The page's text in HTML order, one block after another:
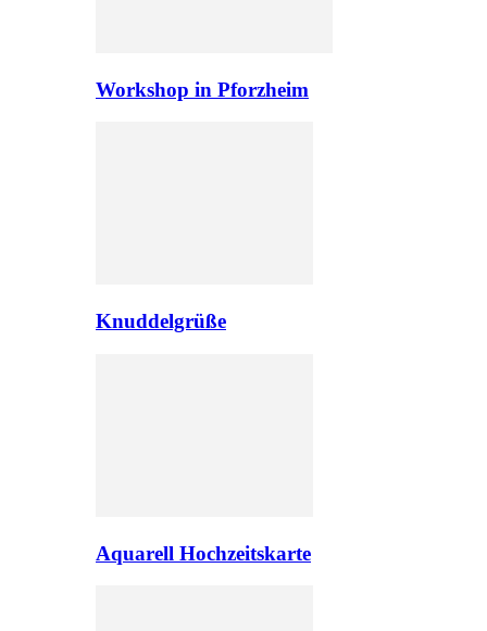
Workshop in Pforzheim
Knuddelgrüße
Aquarell Hochzeitskarte